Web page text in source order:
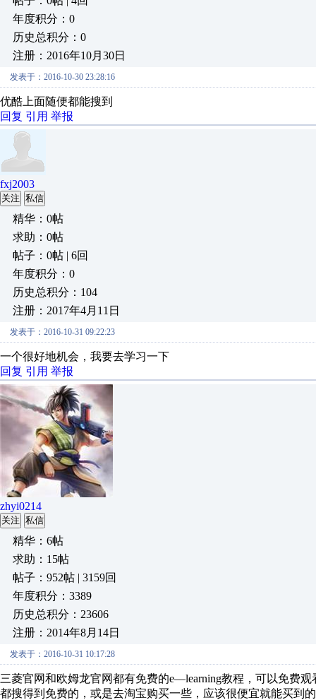
年度积分：0
历史总积分：0
注册：2016年10月30日
发表于：2016-10-30 23:28:16
优酷上面随便都能搜到
回复 引用 举报
fxj2003
关注 私信
精华：0帖
求助：0帖
帖子：0帖 | 6回
年度积分：0
历史总积分：104
注册：2017年4月11日
发表于：2016-10-31 09:22:23
一个很好地机会，我要去学习一下
回复 引用 举报
zhyi0214
关注 私信
精华：6帖
求助：15帖
帖子：952帖 | 3159回
年度积分：3389
历史总积分：23606
注册：2014年8月14日
发表于：2016-10-31 10:17:28
三菱官网和欧姆龙官网都有免费的e—learning教程，可以免费
都搜得到免费的，或是去淘宝购买一些，应该很便宜就能买到